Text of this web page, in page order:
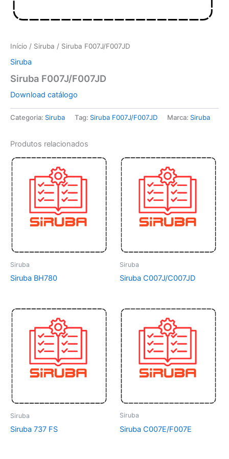
Início / Siruba / Siruba F007J/F007JD
Siruba
Siruba F007J/F007JD
Download catálogo
Categoria: Siruba Tag: Siruba F007J/F007JD Marca: Siruba
Produtos relacionados
Siruba
Siruba BH780
Siruba
Siruba C007J/C007JD
Siruba
Siruba 737 FS
Siruba
Siruba C007E/F007E